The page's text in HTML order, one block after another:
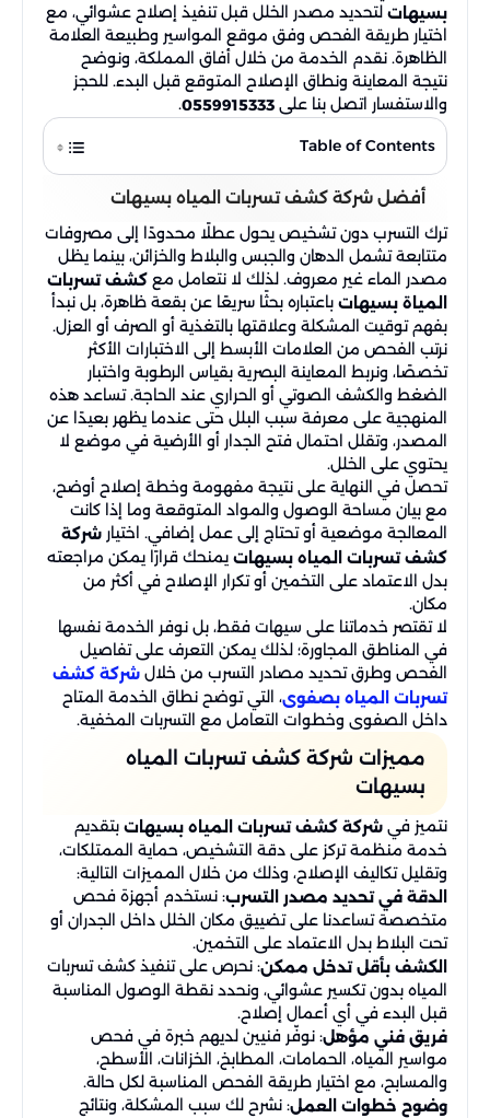
وفحص العلامات الظاهرة مثل الرطوبة،
وتقشر الدهانات، وضعف ضغط المياه، أو
ارتفاع الفاتورة، ثم تحديد مصدر الخلل وتوضيح
الإجراء المناسب لمعالجته.
بسيهات لتحديد مصدر الخلل قبل تنفيذ إصلاح عشوائي، مع
اختيار طريقة الفحص وفق موقع المواسير وطبيعة العلامة
الظاهرة. نقدم الخدمة من خلال أفاق المملكة، ونوضح
نتيجة المعاينة ونطاق الإصلاح المتوقع قبل البدء. للحجز
والاستفسار اتصل بنا على 0559915333
.
Table of Contents
أفضل شركة كشف تسربات المياه بسيهات
ترك التسرب دون تشخيص يحول عطلًا محدودًا إلى مصروفات
متتابعة تشمل الدهان والجبس والبلاط والخزائن، بينما يظل
مصدر الماء غير معروف. لذلك لا نتعامل مع كشف تسربات
المياة بسيهات باعتباره بحثًا سريعًا عن بقعة ظاهرة، بل نبدأ
بفهم توقيت المشكلة وعلاقتها بالتغذية أو الصرف أو العزل.
نرتب الفحص من العلامات الأبسط إلى الاختبارات الأكثر
تخصصًا، ونربط المعاينة البصرية بقياس الرطوبة واختبار
الضغط والكشف الصوتي أو الحراري عند الحاجة. تساعد هذه
المنهجية على معرفة سبب البلل حتى عندما يظهر بعيدًا عن
المصدر، وتقلل احتمال فتح الجدار أو الأرضية في موضع لا
يحتوي على الخلل.
تحصل في النهاية على نتيجة مفهومة وخطة إصلاح أوضح،
مع بيان مساحة الوصول والمواد المتوقعة وما إذا كانت
المعالجة موضعية أو تحتاج إلى عمل إضافي. اختيار شركة
كشف تسربات المياه بسيهات يمنحك قرارًا يمكن مراجعته
بدل الاعتماد على التخمين أو تكرار الإصلاح في أكثر من
مكان.
لا تقتصر خدماتنا على سيهات فقط، بل نوفر الخدمة نفسها
في المناطق المجاورة؛ لذلك يمكن التعرف على تفاصيل
الفحص وطرق تحديد مصادر التسرب من خلال شركة كشف
تسربات المياه بصفوى، التي توضح نطاق الخدمة المتاح
داخل الصفوى وخطوات التعامل مع التسربات المخفية.
مميزات شركة كشف تسربات المياه
بسيهات
نتميز في شركة كشف تسربات المياه بسيهات بتقديم
خدمة منظمة تركز على دقة التشخيص، حماية الممتلكات،
وتقليل تكاليف الإصلاح، وذلك من خلال المميزات التالية:
الدقة في تحديد مصدر التسرب: نستخدم أجهزة فحص
متخصصة تساعدنا على تضييق مكان الخلل داخل الجدران أو
تحت البلاط بدل الاعتماد على التخمين.
الكشف بأقل تدخل ممكن: نحرص على تنفيذ كشف تسربات
المياه بدون تكسير عشوائي، ونحدد نقطة الوصول المناسبة
قبل البدء في أي أعمال إصلاح.
فريق فني مؤهل: نوفّر فنيين لديهم خبرة في فحص
مواسير المياه، الحمامات، المطابخ، الخزانات، الأسطح،
والمسابح، مع اختيار طريقة الفحص المناسبة لكل حالة.
وضوح خطوات العمل: نشرح لك سبب المشكلة، ونتائج